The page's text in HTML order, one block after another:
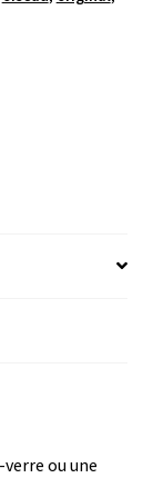
ou une